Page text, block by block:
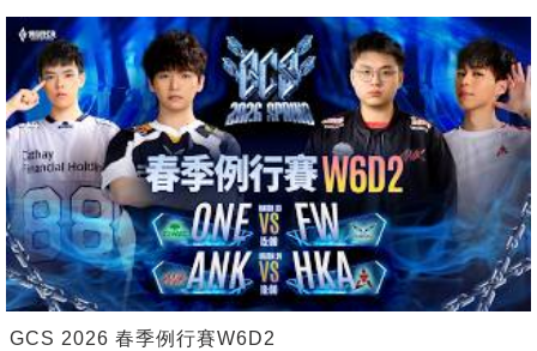
GCS 2026 春季例行賽W6D2